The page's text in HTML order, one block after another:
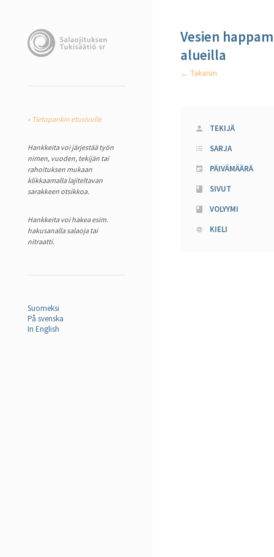
« Tietopankin etusivulle
Hankkeita voi järjestää työn
nimen, vuoden, tekijän tai
rahoituksen mukaan
klikkaamalla lajiteltavan
sarakkeen otsikkoa.
Hankkeita voi hakea esim.
hakusanalla salaoja tai
nitraatti.
Suomeksi
På svenska
In English
Vesien
alueilla
← Takaisin
TEKIJÄ
SARJA
PÄIVÄMÄÄRÄ
SIVUT
VOLYYMI
KIELI